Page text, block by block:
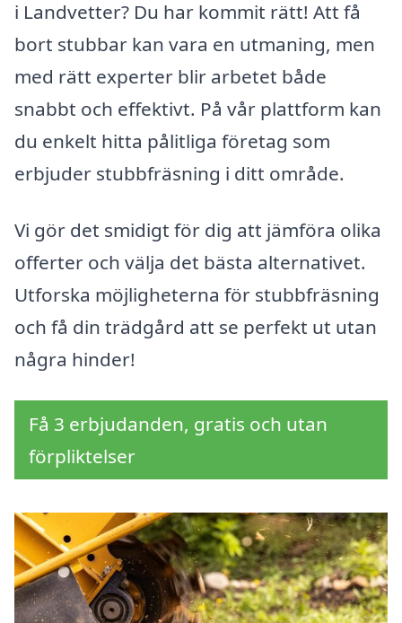
i Landvetter? Du har kommit rätt! Att få
bort stubbar kan vara en utmaning, men
med rätt experter blir arbetet både
snabbt och effektivt. På vår plattform kan
du enkelt hitta pålitliga företag som
erbjuder stubbfräsning i ditt område.
Vi gör det smidigt för dig att jämföra olika
offerter och välja det bästa alternativet.
Utforska möjligheterna för stubbfräsning
och få din trädgård att se perfekt ut utan
några hinder!
Få 3 erbjudanden, gratis och utan
förpliktelser